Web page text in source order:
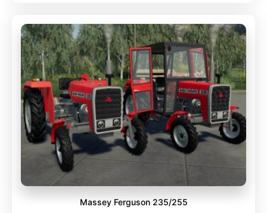
Massey Ferguson 235/255